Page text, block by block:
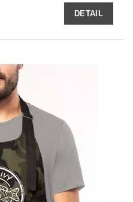
DETAIL